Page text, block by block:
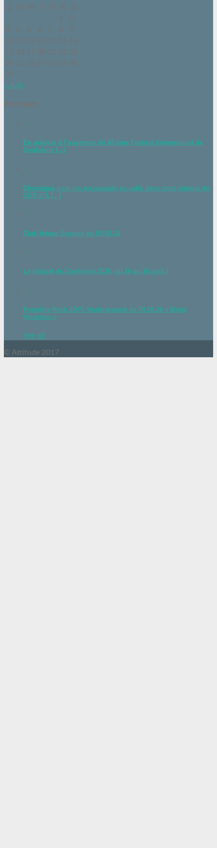
L
M M J V S
D
1
2
3
4 5 6 7 8
9
10 11 12 13 14 15 16
17 18 19 20 21 22 23
24 25 26 27 28 29 30
31
« Juin
Podcasts
En prélude à l’ouverture du 68 ème Festival International de
Confolens [...]
Chronique pour les nouveautés en salle dans votre cinéma du
CGR d’A [...]
Club House Session du 05.08.26
Le festival de Confolens 2026, du 10 au 16 août !
Frontière Rock 100% Underground du 04.08.26 « Mode
Vacances »
See all
© Attitude 2017